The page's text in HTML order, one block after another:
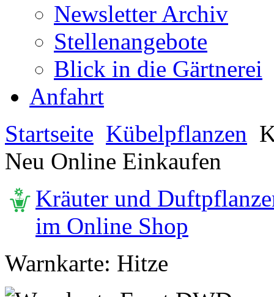
Newsletter Archiv
Stellenangebote
Blick in die Gärtnerei
Anfahrt
Startseite Kübelpflanzen
Neu Online Einkaufen
Kräuter und
im Online Shop
Warnkarte: Hitze